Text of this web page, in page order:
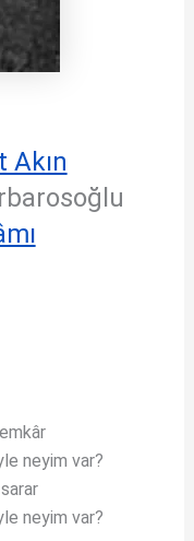
Akın
neyim var?
neyim var?